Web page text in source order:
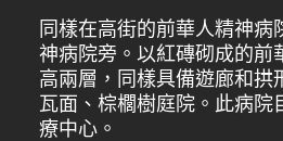
同樣在高街的前華人精神病
神病院旁。以紅磚砌成的前
高兩層，同樣具備遊廊和拱
瓦面、棕櫚樹庭院。此病院
療中心。